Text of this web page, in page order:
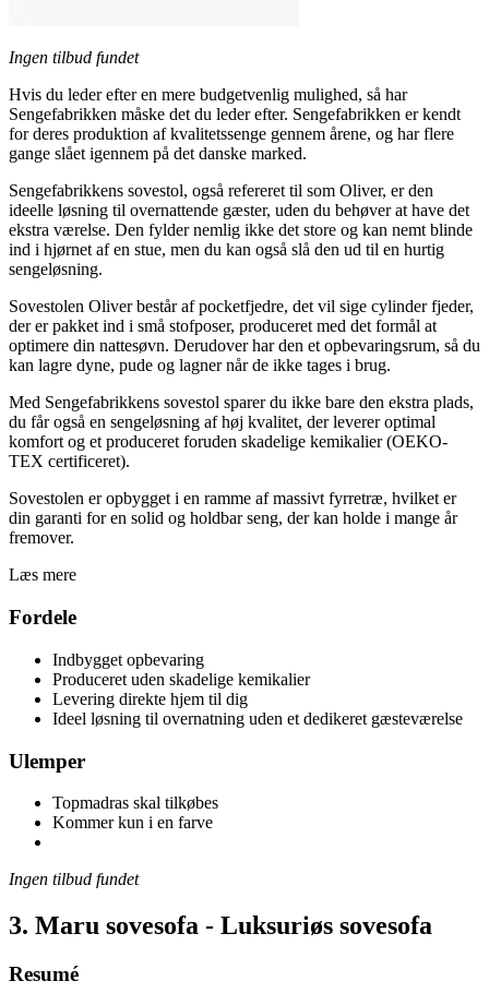
Ingen tilbud fundet
Hvis du leder efter en mere budgetvenlig mulighed, så har
Sengefabrikken måske det du leder efter. Sengefabrikken er kendt
for deres produktion af kvalitetssenge gennem årene, og har flere
gange slået igennem på det danske marked.
Sengefabrikkens sovestol, også refereret til som Oliver, er den
ideelle løsning til overnattende gæster, uden du behøver at have det
ekstra værelse. Den fylder nemlig ikke det store og kan nemt blinde
ind i hjørnet af en stue, men du kan også slå den ud til en hurtig
sengeløsning.
Sovestolen Oliver består af pocketfjedre, det vil sige cylinder fjeder,
der er pakket ind i små stofposer, produceret med det formål at
optimere din nattesøvn. Derudover har den et opbevaringsrum, så du
kan lagre dyne, pude og lagner når de ikke tages i brug.
Med Sengefabrikkens sovestol sparer du ikke bare den ekstra plads,
du får også en sengeløsning af høj kvalitet, der leverer optimal
komfort og et produceret foruden skadelige kemikalier (OEKO-
TEX certificeret).
Sovestolen er opbygget i en ramme af massivt fyrretræ, hvilket er
din garanti for en solid og holdbar seng, der kan holde i mange år
fremover.
Læs mere
Fordele
Indbygget opbevaring
Produceret uden skadelige kemikalier
Levering direkte hjem til dig
Ideel løsning til overnatning uden et dedikeret gæsteværelse
Ulemper
Topmadras skal tilkøbes
Kommer kun i en farve
Ingen tilbud fundet
3. Maru sovesofa - Luksuriøs sovesofa
Resumé